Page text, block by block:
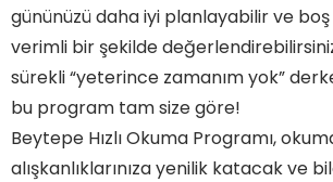
gününüzü daha iyi planlayabilir ve boş
verimli bir şekilde
sürekli “yeterince zamanım yok”
bu program tam size göre!
Beytepe Hızlı Okuma Programı,
alışkanlıklarınıza yenilik katacak ve
Beytepe Hızlı Okuma Programı'na
Katılabilir?
Beytepe Hızlı Okuma Programı
Beytepe Hızlı Okuma Programı'nın
Nelerdir?
Beytepe Hızlı Okuma Programı'na
Kaydolunur?
Beytepe Hızlı Okuma Programı Ne